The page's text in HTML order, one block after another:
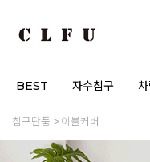
BEST 자수침구 차
침구단품 이불커버